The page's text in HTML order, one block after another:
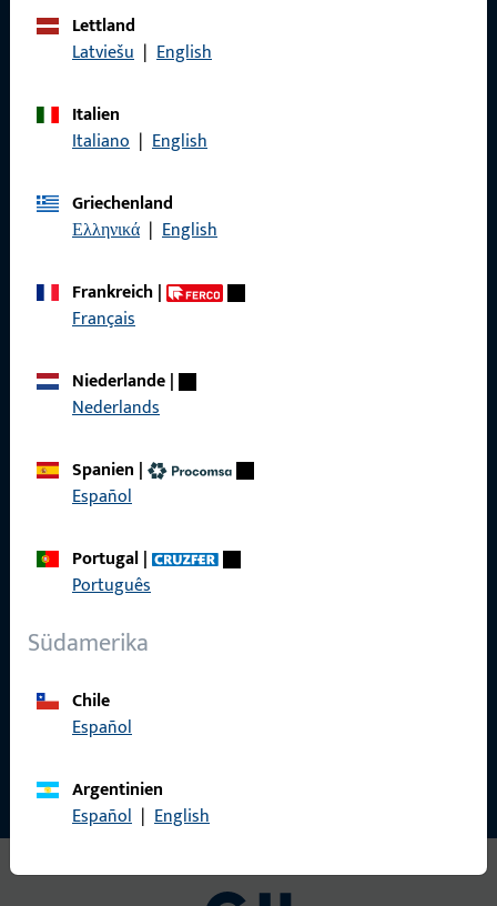
Lettland
Latviešu | English
Italien
Italiano | English
Griechenland
Ελληνικά | English
Frankreich|
Français
Niederlande|
Nederlands
Spanien |
Español
Portugal|
Português
Südamerika
Chile
Español
Argentinien
Español | English
Kontakt aufnehmen
Mayrwies­straße 8